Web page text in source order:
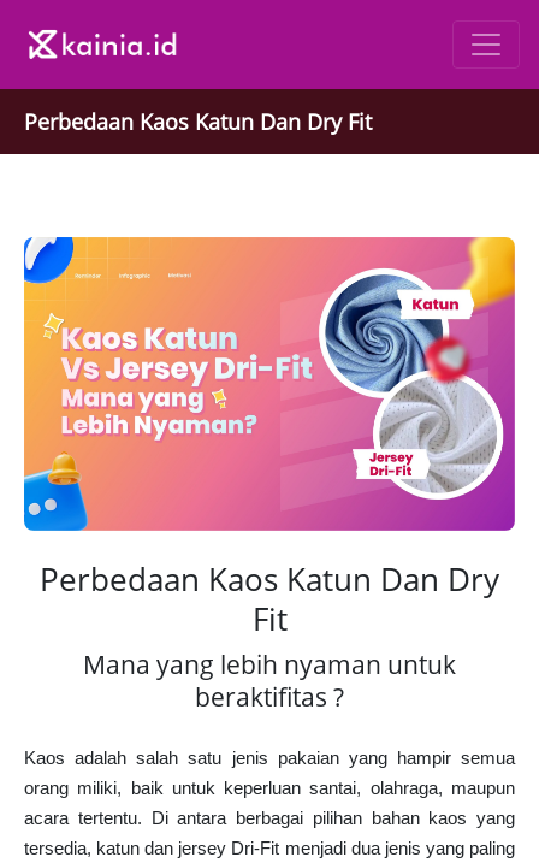
Perbedaan Kaos Katun Dan Dry Fit
Perbedaan Kaos Katun Dan Dry
Fit
Mana yang lebih nyaman untuk
beraktifitas ?
Kaos adalah salah satu jenis pakaian yang hampir semua
orang miliki, baik untuk keperluan santai, olahraga, maupun
acara tertentu. Di antara berbagai pilihan bahan kaos yang
tersedia, katun dan jersey Dri-Fit menjadi dua jenis yang paling